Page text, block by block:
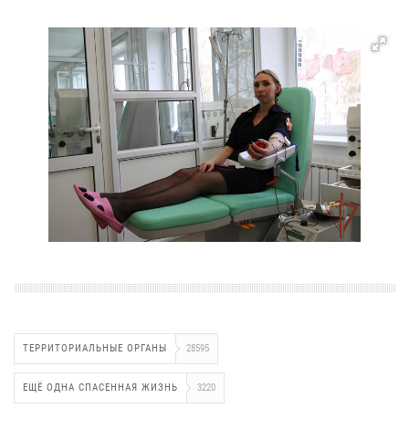
ТЕРРИТОРИАЛЬНЫЕ ОРГАНЫ 28595
ЕЩЁ ОДНА СПАСЕННАЯ ЖИЗНЬ 3220